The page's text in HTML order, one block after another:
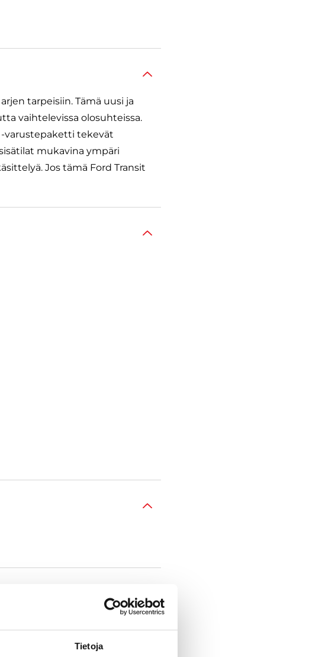
Tietoja
tarpeisiin. Tämä uusi ja
vaihtelevissa olosuhteissa.
-varustepaketti tekevät
mukavina ympäri
Jos tämä Ford Transit